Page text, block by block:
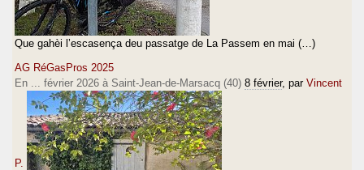
Que gahèi l’escasença deu passatge de La Passem en mai (…)
AG RéGasPros 2025
En ... février 2026 à Saint-Jean-de-Marsacq (40) 8 février, par Vincent
P.